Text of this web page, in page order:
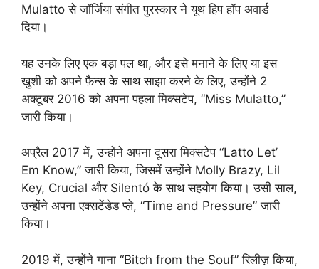
Mulatto से जॉर्जिया संगीत पुरस्कार ने यूथ हिप हॉप अवार्ड
दिया।
यह उनके लिए एक बड़ा पल था, और इसे मनाने के लिए या इस
खुशी को अपने फ़ैन्स के साथ साझा करने के लिए, उन्होंने 2
अक्टूबर 2016 को अपना पहला मिक्सटेप, “Miss Mulatto,”
जारी किया।
अप्रैल 2017 में, उन्होंने अपना दूसरा मिक्सटेप “Latto Let’
Em Know,” जारी किया, जिसमें उन्होंने Molly Brazy, Lil
Key, Crucial और Silentó के साथ सहयोग किया। उसी साल,
उन्होंने अपना एक्सटेंडेड प्ले, “Time and Pressure” जारी
किया।
2019 में, उन्होंने गाना “Bitch from the Souf” रिलीज़ किया,